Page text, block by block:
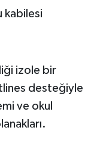
izole bir
desteğiyle
ve okul